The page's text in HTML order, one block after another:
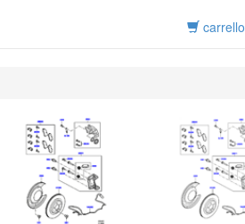
carrello